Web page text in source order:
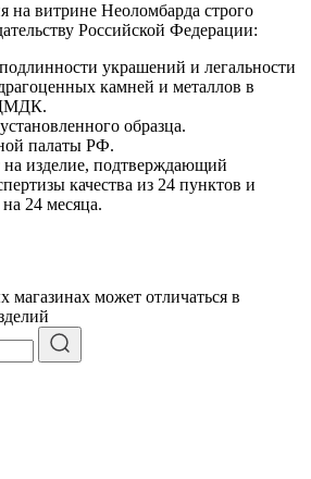
витрине Неоломбарда строго
Российской Федерации:
украшений и легальности
камней и металлов в
образца.
палаты РФ.
на изделие, подтверждающий
качества из 24 пунктов и
24 месяца.
магазинах может отличаться в